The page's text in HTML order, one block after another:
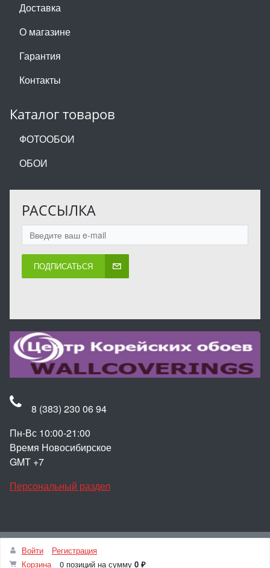
Доставка
О магазине
Гарантия
Контакты
Каталог товаров
ФОТООБОИ
ОБОИ
РАССЫЛКА
ПОДПИСАТЬСЯ
8 (383) 230 06 94
Пн-Вс 10:00-21:00
Время Новосибирское
GMT +7
Персональный раздел
© Интернет-магазин Корейские обои для стен
Войти
Регистрация
Корзина
0 позиций на сумму 0 ₽